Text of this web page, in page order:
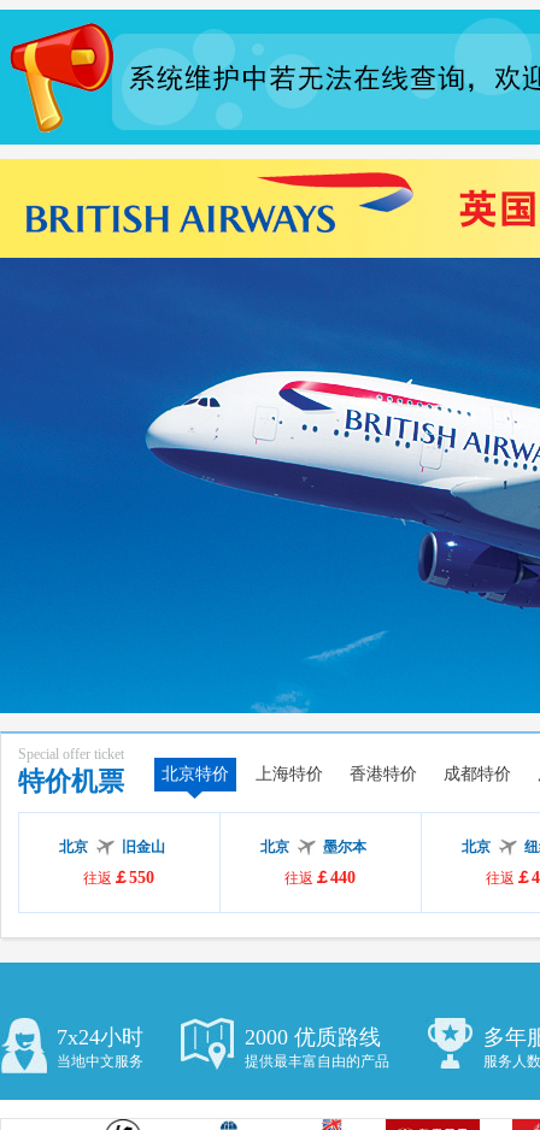
Special offer ticket
特价机票 北京特价 上海特价 香港特价 成都特价
北京
旧金山
往返 ￡550
北京
墨尔本
往返 ￡440
北京
往返 ￡
7x24小时
当地中文服务
2000 优质路线
提供最丰富自由的产品
多年
服务人